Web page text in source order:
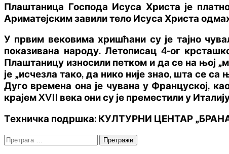
Плаштаница Господа Исуса Христа је
Ариматејским завили тело Исуса Христа
У првим вековима хришћани су је тајно
показивана народу. Летописац 4-ог
Плаштаницу износили петком и да се на њој
је „исчезла тако, да нико није знао, шта се
Дуго времена она је чувана у Француској,
крајем XVII века они су је преместили у
Техничка подршка: КУЛТУРНИ ЦЕНТАР
Претрага
за: